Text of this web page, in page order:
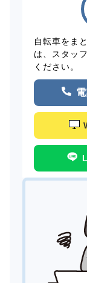
自転車をま
は、スタッ
ください。